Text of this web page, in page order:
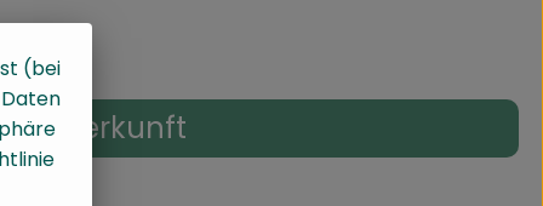
Herkunft
(bei